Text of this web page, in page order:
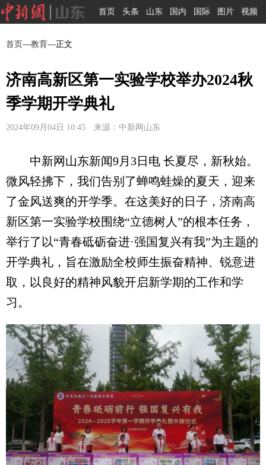
首页 头条 山东 国内 国际 图片 视频
首页—教育—正文
济南高新区第一实验学校举办2024秋
季学期开学典礼
2024年09月04日 10:45 来源：中新网山东
中新网山东新闻9月3日电 长夏尽，新秋始。
微风轻拂下，我们告别了蝉鸣蛙燥的夏天，迎来
了金风送爽的开学季。在这美好的日子，济南高
新区第一实验学校围绕“立德树人”的根本任务，
举行了以“青春砥砺奋进·强国复兴有我”为主题的
开学典礼，旨在激励全校师生振奋精神、锐意进
取，以良好的精神风貌开启新学期的工作和学
习。